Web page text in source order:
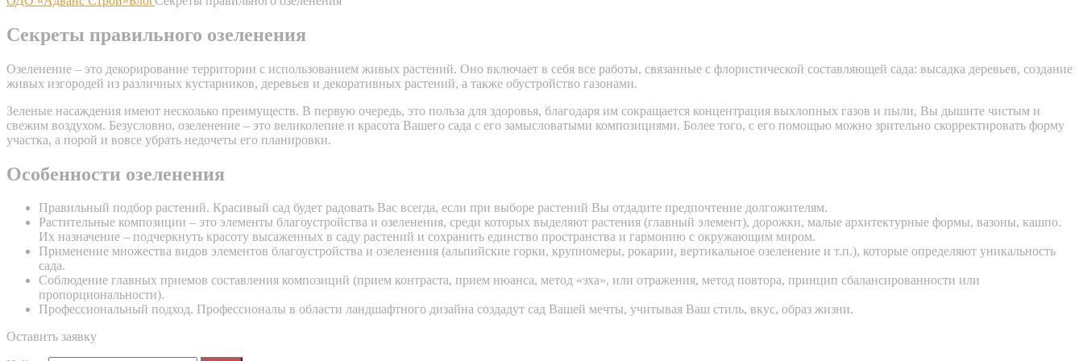
Секреты правильного озеленения
Озеленение – это декорирование территории с использованием живых растений. Оно включает в себя все работы, связанные с флористической составляющей сада: высадка деревьев, создание
живых изгородей из различных кустарников, деревьев и декоративных растений, а также обустройство газонами.
Зеленые насаждения имеют несколько преимуществ. В первую очередь, это польза для здоровья, благодаря им сокращается концентрация выхлопных газов и пыли, Вы дышите чистым и
свежим воздухом. Безусловно, озеленение – это великолепие и красота Вашего сада с его замысловатыми композициями. Более того, с его помощью можно зрительно скорректировать форму
участка, а порой и вовсе убрать недочеты его планировки.
Особенности озеленения
Правильный подбор растений. Красивый сад будет радовать Вас всегда, если при выборе растений Вы отдадите предпочтение долгожителям.
Растительные композиции – это элементы благоустройства и озеленения, среди которых выделяют растения (главный элемент), дорожки, малые архитектурные формы, вазоны, кашпо.
Их назначение – подчеркнуть красоту высаженных в саду растений и сохранить единство пространства и гармонию с окружающим миром.
Применение множества видов элементов благоустройства и озеленения (альпийские горки, крупномеры, рокарии, вертикальное озеленение и т.п.), которые определяют уникальность
сада.
Соблюдение главных приемов составления композиций (прием контраста, прием нюанса, метод «эха», или отражения, метод повтора, принцип сбалансированности или
пропорциональности).
Профессиональный подход. Профессионалы в области ландшафтного дизайна создадут сад Вашей мечты, учитывая Ваш стиль, вкус, образ жизни.
Оставить заявку